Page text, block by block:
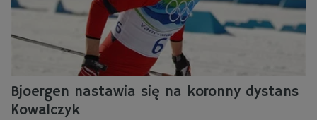
Bjoergen nastawia się na koronny dystans
Kowalczyk